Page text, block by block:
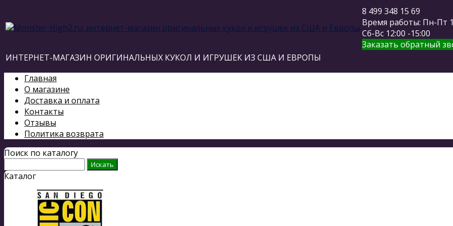
8 499 348 15 69
Время работы: Пн-Пт
Сб-Вс 12:00 -15:00
Заказать обратный
ИНТЕРНЕТ-МАГАЗИН ОРИГИНАЛЬНЫХ КУКОЛ И ИГРУШЕК ИЗ США И ЕВРОПЫ
Главная
О магазине
Доставка и оплата
Контакты
Отзывы
Политика возврата
Поиск по каталогу
Каталог